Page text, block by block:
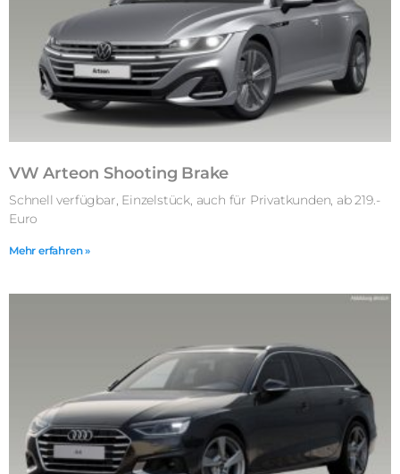
VW Arteon Shooting Brake
Schnell verfügbar, Einzelstück, auch für Privatkunden, ab 219.-
Euro
Mehr erfahren »